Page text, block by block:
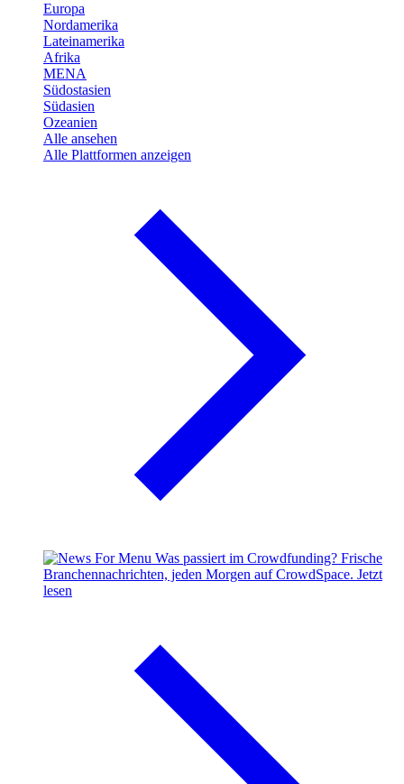
Europa
Nordamerika
Lateinamerika
Afrika
MENA
Südostasien
Südasien
Ozeanien
Alle ansehen
Alle Plattformen anzeigen
Was passiert im Crowdfunding? Frische
Branchennachrichten, jeden Morgen auf CrowdSpace. Jetzt
lesen